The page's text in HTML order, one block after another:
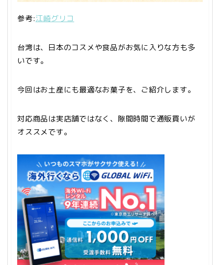
参考:江崎グリコ
台湾は、日本のコスメや食品がお気に入りな方も多
いです。
今回はお土産にも最適なお菓子を、ご紹介します。
対応商品は実店舗ではなく、隙間時間で通販買いが
オススメです。